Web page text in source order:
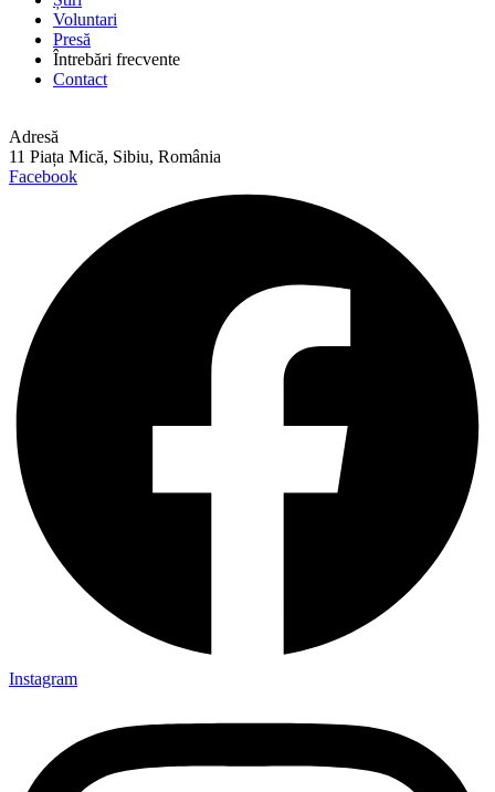
Voluntari
Presă
Întrebări frecvente
Contact
Adresă
11 Piața Mică, Sibiu, România
Facebook
Instagram